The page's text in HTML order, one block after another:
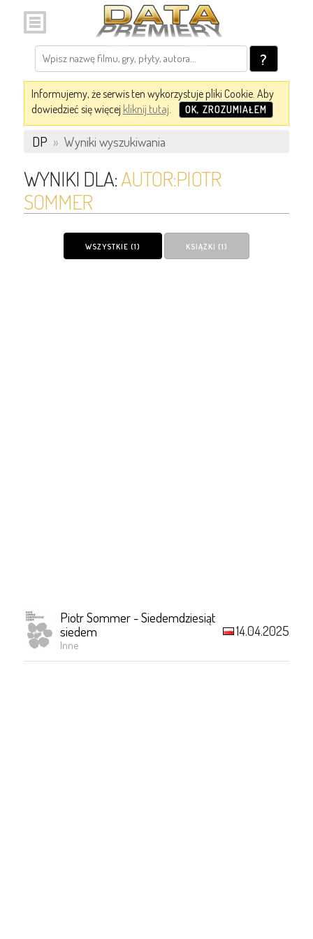
?
Informujemy, że serwis ten wykorzystuje pliki Cookie. Aby
dowiedzieć się więcej kliknij tutaj. OK, ZROZUMIAŁEM
DP » Wyniki wyszukiwania
WYNIKI DLA:AUTOR:PIOTR
SOMMER
WSZYSTKIE (1) KSIĄŻKI (1)
Piotr Sommer - Siedemdziesiąt
siedem
Inne
14.04.2025